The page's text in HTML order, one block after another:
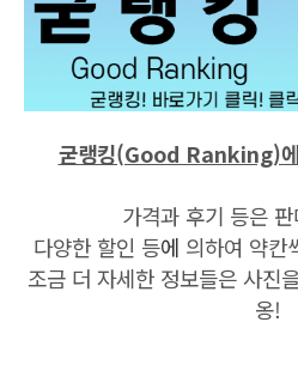
굳랭킹(Good Ranking)에
가격과 후기 등은
다양한 할인 등에 의하여 약칸
조금 더 자세한 정보들은 사진
옹!